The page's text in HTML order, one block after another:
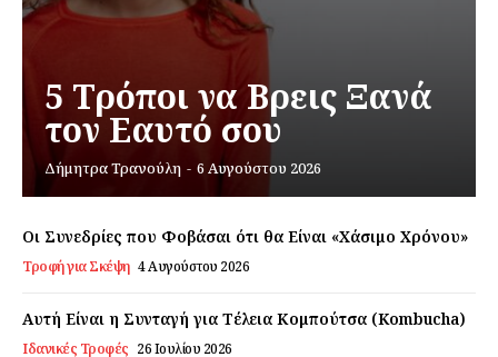
Εγγραφείτε τώρα!
Σχετικά με εμάς
5 Τρόποι να Βρεις Ξανά
τον Εαυτό σου
Δήμητρα Τρανούλη - 6 Αυγούστου 2026
Οι Συνεδρίες που Φοβάσαι ότι θα Είναι «Χάσιμο Χρόνου»
Τροφή για Σκέψη 4 Αυγούστου 2026
Αυτή Είναι η Συνταγή για Τέλεια Κομπούτσα (Kombucha)
Ιδανικές Τροφές 26 Ιουλίου 2026